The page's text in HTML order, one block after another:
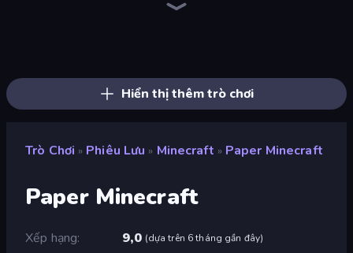
Hiển thị thêm trò chơi
Trò Chơi » Phiêu Lưu » Minecraft » Paper Minecraft
Paper Minecraft
Xếp hạng 9,0 (dựa trên 6 tháng gần đây)